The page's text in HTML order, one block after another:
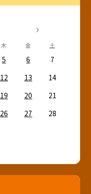
木 金 土
5 6
7
12 13
14
19 20
21
26 27
28